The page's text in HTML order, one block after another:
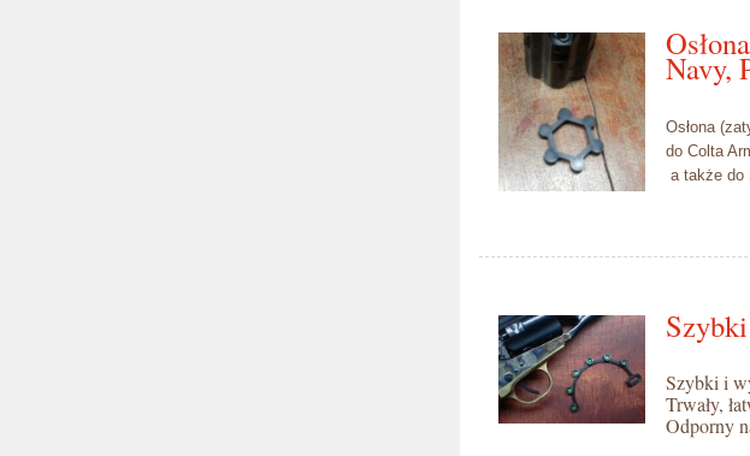
Navy,
Osłona
do Colta
a także do
Szybki i
Trwały,
Odporny